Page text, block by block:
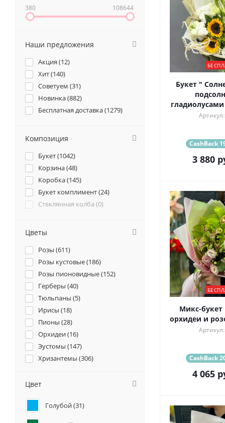
Букет "
CashBack
3 880
Микс-букет
орхидеи и
CashBack
4 065
380 108644
Наши предложения
Акция (12)
Хит (140)
Советуем (31)
Новинка (882)
Бесплатная доставка (1279)
Композиция
Букет (1042)
Корзина (48)
Коробка (145)
Букет комплимент (24)
Стеклянная колба (0)
Цветы
Розы (611)
Розы кустовые (186)
Розы пионовидные (152)
Герберы (40)
Тюльпаны (5)
Ирисы (18)
Пионы (28)
Орхидеи (16)
Эустомы (147)
Хризантемы (306)
Ранункулюсы (
Гортензии (95)
Лилии (
Цвет
Голубой (31)